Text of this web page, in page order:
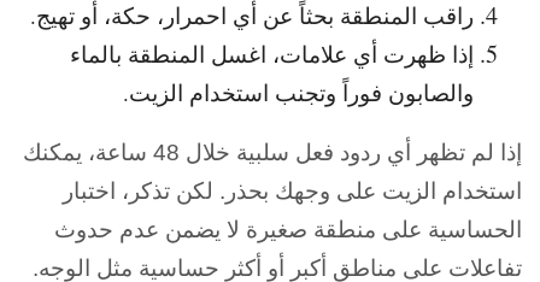
راقب المنطقة بحثاً عن أي احمرار، حكة، أو تهيج.
إذا ظهرت أي علامات، اغسل المنطقة بالماء
والصابون فوراً وتجنب استخدام الزيت.
إذا لم تظهر أي ردود فعل سلبية خلال 48 ساعة، يمكنك
استخدام الزيت على وجهك بحذر. لكن تذكر، اختبار
الحساسية على منطقة صغيرة لا يضمن عدم حدوث
تفاعلات على مناطق أكبر أو أكثر حساسية مثل الوجه.